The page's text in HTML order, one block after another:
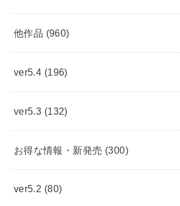
他作品 (960)
ver5.4 (196)
ver5.3 (132)
お得な情報・新発売 (300)
ver5.2 (80)